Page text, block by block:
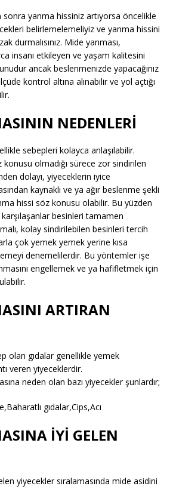
yanma hissiniz artıyorsa öncelikle
belirlemelemeliyiz ve yanma hissini
durmalısınız. Mide yanması,
insanı etkileyen ve yaşam kalitesini
ancak beslenmenizde yapacağınız
kontrol altına alınabilir ve yol açtığı
NEDENLERİ
sebepleri kolayca anlaşılabilir.
konusu olmadığı sürece zor sindirilen
dolayı, yiyeceklerin iyice
kaynaklı ve ya ağır beslenme şekli
hissi söz konusu olabilir. Bu yüzden
karşılaşanlar besinleri tamamen
kolay sindirilebilen besinleri tercih
çok yemek yemek yerine kısa
denemelilerdir. Bu yöntemler işe
engellemek ve ya hafifletmek için
ARTIRAN
olan gıdalar genellikle yemek
veren yiyeceklerdir.
neden olan bazı yiyecekler şunlardır;
gıdalar,Cips,Acı
İYİ GELEN
yiyecekler sıralamasında mide asidini